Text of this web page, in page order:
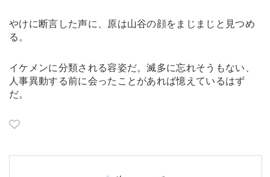
やけに断言した声に、原は山谷の顔をまじまじと見つめ
る。
イケメンに分類される容姿だ。滅多に忘れそうもない、
人事異動する前に会ったことがあれば憶えているはず
だ。